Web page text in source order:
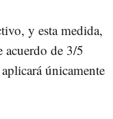
y esta medida,
acuerdo de 3/5
únicamente